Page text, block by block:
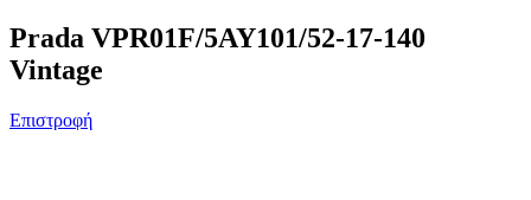
Prada VPR01F/5AY101/52-17-140
Vintage
Επιστροφή